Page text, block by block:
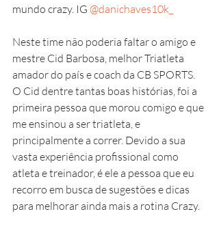
mundo crazy. IG @danichaves10k_
Neste time não poderia faltar o amigo e
mestre Cid Barbosa, melhor Triatleta
amador do país e coach da CB SPORTS.
O Cid dentre tantas boas histórias, foi a
primeira pessoa que morou comigo e que
me ensinou a ser triatleta, e
principalmente a correr. Devido a sua
vasta experiência profissional como
atleta e treinador, é ele a pessoa que eu
recorro em busca de sugestões e dicas
para melhorar ainda mais a rotina Crazy.